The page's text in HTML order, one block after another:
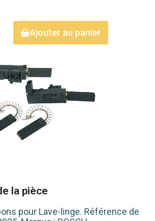
Ajouter au panier
la pièce
pour Lave-linge. Référence de